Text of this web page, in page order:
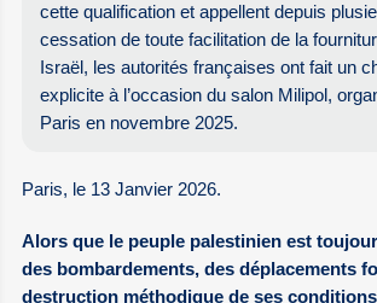
cette qualification et appellent depuis
cessation de toute facilitation de la
Israël, les autorités françaises ont fait un
explicite à l’occasion du salon Milipol,
Paris en novembre 2025.
Paris, le 13 Janvier 2026.
Alors que le peuple palestinien est
des bombardements, des déplacements
destruction méthodique de ses